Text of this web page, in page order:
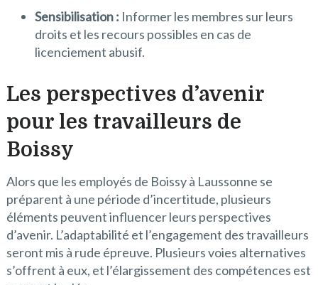
Sensibilisation : Informer les membres sur leurs
droits et les recours possibles en cas de
licenciement abusif.
Les perspectives d’avenir
pour les travailleurs de
Boissy
Alors que les employés de Boissy à Laussonne se
préparent à une période d’incertitude, plusieurs
éléments peuvent influencer leurs perspectives
d’avenir. L’adaptabilité et l’engagement des travailleurs
seront mis à rude épreuve. Plusieurs voies alternatives
s’offrent à eux, et l’élargissement des compétences est